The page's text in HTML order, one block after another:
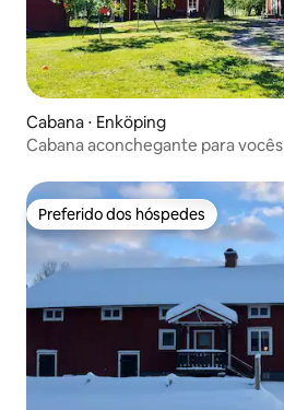
Cabana ⋅ Enköping
Cabana aconchegante para vocês
Preferido dos hóspedes
Preferido dos hóspedes